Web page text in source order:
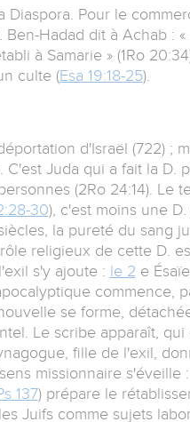
Pour le
Hadad dit à Achab :
à Samarie » (1Ro
culte (Esa 19:18-25).
d'Israël (722) ;
Juda qui a fait la D.
(2Ro 24:14). Le
30), c'est moins une
la pureté du sang
religieux de cette D.
s'y ajoute : le 2 e
commence,
se forme,
Le scribe apparaît,
fille de l'exil,
missionnaire s'éveille
137) prépare le
Juifs comme sujets